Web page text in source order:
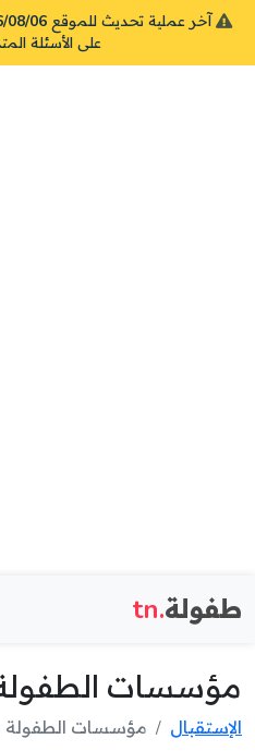
آخر عملية تحديث للموقع 2026/08/06 على
على الأسئلة
طفولة.tn
مؤسسات
الإستقبال مؤسسات الطفولة